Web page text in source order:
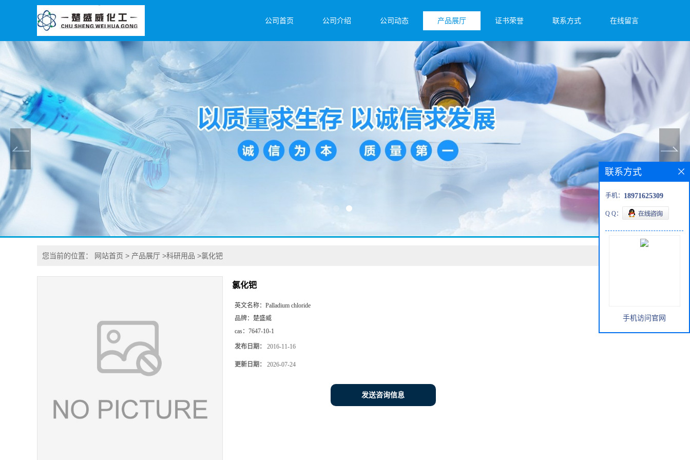
公司首页 公司介绍 公司动态 产品展厅 证书荣誉 联系方式 在线留言
您当前的位置： 网站首页 > 产品展厅 >科研用品 >氯化钯
氯化钯
英文名称： Palladium chloride
品牌： 楚盛威
cas： 7647-10-1
发布日期： 2016-11-16
更新日期： 2026-07-24
发送咨询信息
联系方式
手机： 18971625309
Q Q：
手机访问官网